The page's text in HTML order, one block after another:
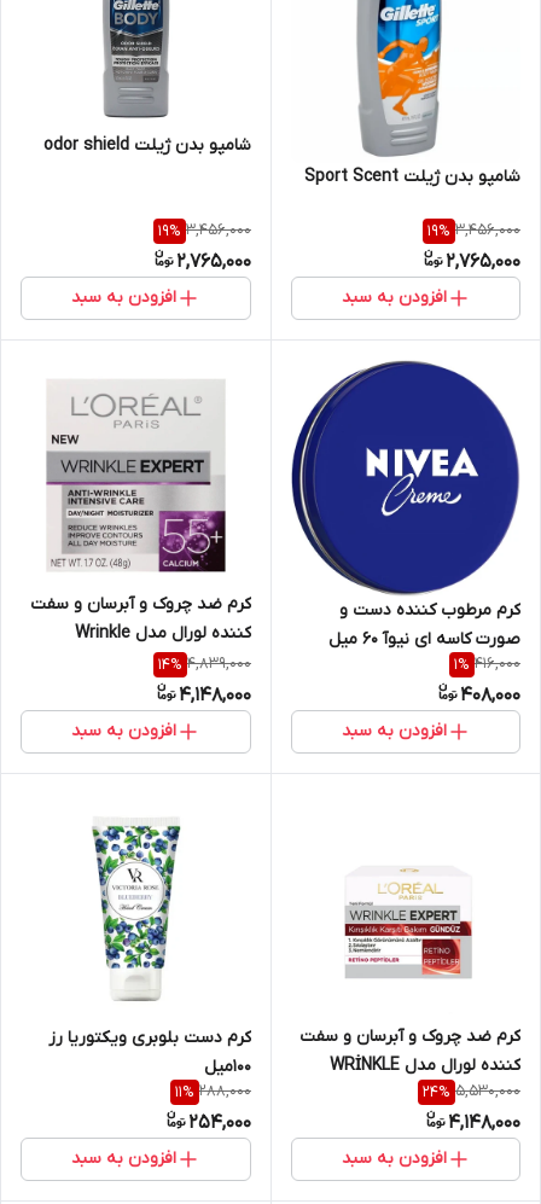
شامپو بدن ژیلت Sport Scent
3,456,000
19%
2,765,000
افزودن به سبد
شامپو بدن ژیلت odor shield
3,456,000
19%
2,765,000
افزودن به سبد
کرم مرطوب کننده دست و
صورت کاسه ای نیوآ 60 میل
416,000
1%
408,000
افزودن به سبد
کرم ضد چر‌وک و آبرسان و سفت
کننده لورال مدل Wrinkle
کپی
4,839,000
14%
4,148,000
افزودن به سبد
کرم ضد چر‌وک و آبرسان و سفت
کننده لورال مدل WRİNKLE
EXPERT حجم ۵۰میل
5,530,000
24%
4,148,000
افزودن به سبد
کرم دست بلوبری ویکتوریا رز
100میل
288,000
11%
254,000
افزودن به سبد